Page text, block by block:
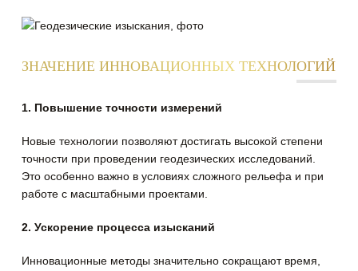
ЗНАЧЕНИЕ ИННОВАЦИОННЫХ ТЕХНОЛОГИЙ
1. Повышение точности измерений
Новые технологии позволяют достигать высокой степени
точности при проведении геодезических исследований.
Это особенно важно в условиях сложного рельефа и при
работе с масштабными проектами.
2. Ускорение процесса изысканий
Инновационные методы значительно сокращают время,